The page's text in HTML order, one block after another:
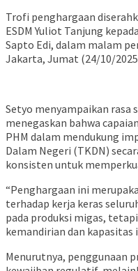
Trofi penghargaan
ESDM Yuliot Tanjung
Sapto Edi, dalam malam
Jakarta, Jumat (24/10/
Setyo menyampaikan rasa
menegaskan bahwa
PHM dalam mendukung
Dalam Negeri (TKDN)
konsisten untuk
“Penghargaan ini
terhadap kerja keras
pada produksi migas,
kemandirian dan kapasitas
Menurutnya, penggunaan